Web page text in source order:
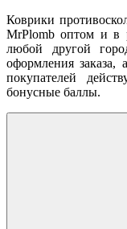
Коврики
MrPlomb оптом и в
любой другой
оформления заказа,
покупателей
бонусные баллы.